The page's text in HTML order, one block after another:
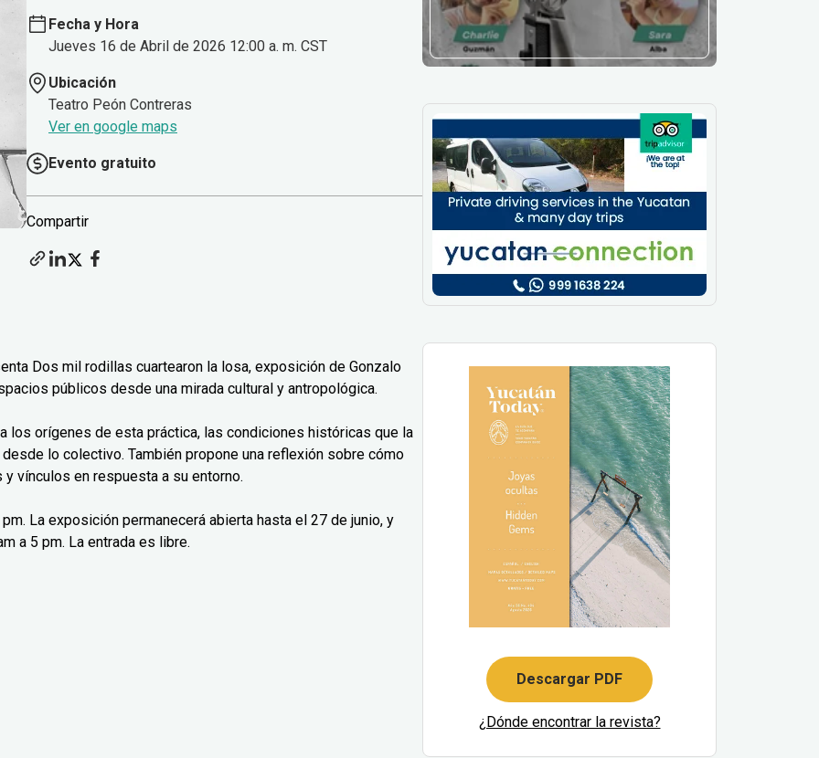
Fecha y Hora
Jueves 16 de Abril de 2026 12:00 a. m. CST
Ubicación
Teatro Peón Contreras
Ver en google maps
Evento gratuito
Compartir
Dos mil rodillas cuartearon la losa, exposición de Gonzalo
públicos desde una mirada cultural y antropológica.
los orígenes de esta práctica, las condiciones históricas que la
lo colectivo. También propone una reflexión sobre cómo
vínculos en respuesta a su entorno.
La exposición permanecerá abierta hasta el 27 de junio, y
a 5 pm. La entrada es libre.
Descargar PDF
¿Dónde encontrar la revista?